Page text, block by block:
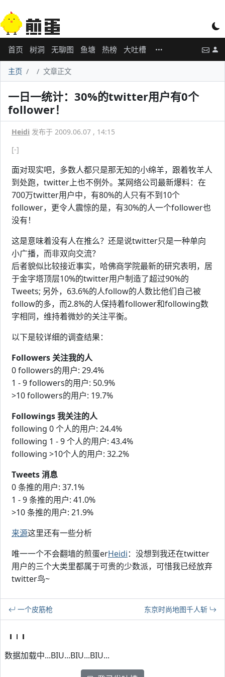
首页 树洞 无聊图 鱼塘 热榜 大吐槽
主页 文章正文
一日一统计：30%的twitter用户有0个
follower！
Heidi 发布于 2009.06.07 , 14:15
[-]
面对现实吧，多数人都只是那无知的小绵羊，跟着牧羊人
到处跑，twitter上也不例外。某网络公司最新爆料：在
700万twitter用户中，有80%的人只有不到10个
follower，更令人震惊的是，有30%的人一个follower也
没有！
这是意味着没有人在推么？还是说twitter只是一种单向
小广播，而非双向交流？
后者貌似比较接近事实，哈佛商学院最新的研究表明，居
于金字塔顶层10%的twitter用户制造了超过90%的
Tweets; 另外，63.6%的人follow的人数比他们自己被
follow的多，而2.8%的人保持着follower和following数
字相同，维持着微妙的关注平衡。
以下是较详细的调查结果：
Followers 关注我的人
0 followers的用户: 29.4%
1 - 9 followers的用户: 50.9%
>10 followers的用户: 19.7%
Followings 我关注的人
following 0 个人的用户: 24.4%
following 1 - 9 个人的用户: 43.4%
following >10个人的用户: 32.2%
Tweets 消息
0 条推的用户: 37.1%
1 - 9 条推的用户: 41.0%
>10 条推的用户: 21.9%
来源这里还有一些分析
唯一一个不会翻墙的煎蛋erHeidi：没想到我还在twitter
用户的三个大类里都属于可贵的少数派，可惜我已经放弃
twitter鸟~
一个皮筋枪 东京时尚地图千人斩
数据加载中...BIU...BIU...BIU...